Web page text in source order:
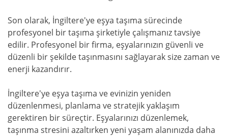
Son olarak, İngiltere'ye eşya taşıma sürecinde
profesyonel bir taşıma şirketiyle çalışmanız tavsiye
edilir. Profesyonel bir firma, eşyalarınızın güvenli ve
düzenli bir şekilde taşınmasını sağlayarak size zaman ve
enerji kazandırır.
İngiltere'ye eşya taşıma ve evinizin yeniden
düzenlenmesi, planlama ve stratejik yaklaşım
gerektiren bir süreçtir. Eşyalarınızı düzenlemek,
taşınma stresini azaltırken yeni yaşam alanınızda daha